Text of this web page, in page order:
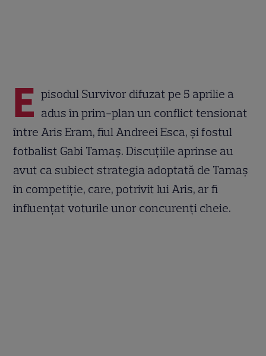
E pisodul Survivor difuzat pe 5 aprilie a
adus în prim-plan un conflict tensionat
între Aris Eram, fiul Andreei Esca, și fostul
fotbalist Gabi Tamaș. Discuțiile aprinse au
avut ca subiect strategia adoptată de Tamaș
în competiție, care, potrivit lui Aris, ar fi
influențat voturile unor concurenți cheie.